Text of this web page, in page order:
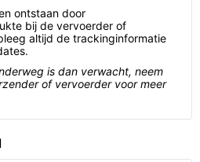
ontstaan door
bij de vervoerder of
altijd de trackinginformatie
is dan verwacht, neem
of vervoerder voor meer